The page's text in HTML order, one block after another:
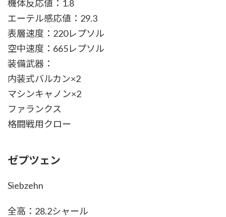
機体反応値：1.8
エーテル感応値：29.3
表層速度：220レプソル
空中速度：665レプソル
装備武器：
内装式バルカン×2
マシンキャノン×2
ファランクス
格闘戦用クロー
ゼプツェン
Siebzehn
全高：28.2シャール